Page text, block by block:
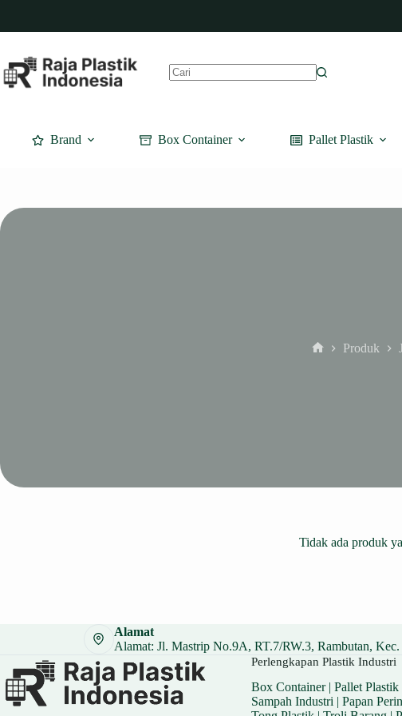
content
Brand Box Container Pallet Plastik
Produk
Tidak ada produk
Alamat
Alamat: Jl. Mastrip No.9A, RT.7/RW.3, Rambutan,
Perlengkapan Plastik Industri
Box Container| Pallet Plastik
Sampah Industri | Papan